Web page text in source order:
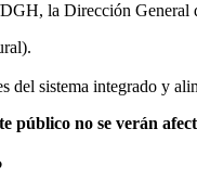
la Dirección General
del sistema integrado y
público no se verán